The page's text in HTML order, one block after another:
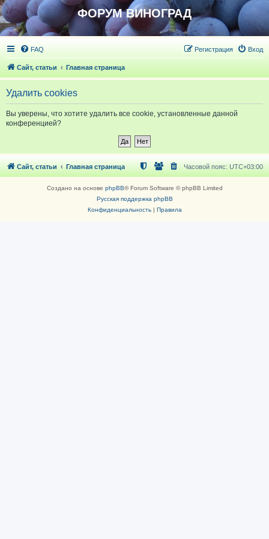
ФОРУМ ВИНОГРАД
FAQ Вход
Регистрация
Сайт, статьи Главная страница
Удалить cookies
Вы уверены, что хотите удалить все cookie, установленные данной
конференцией?
Сайт, статьи Главная страница Часовой пояс: UTC+03:00
Создано на основе phpBB® Forum Software © phpBB Limited
Русская поддержка phpBB
Конфиденциальность| Правила